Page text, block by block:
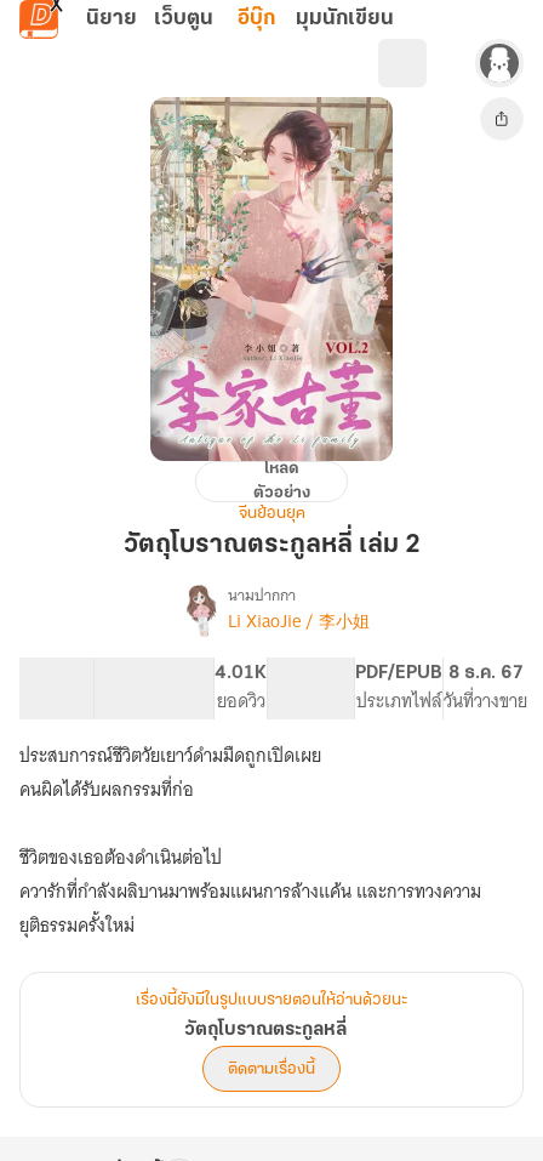
ข้ามไปยังเนื้อหาหลัก
นิยาย เว็บตูน อีบุ๊ก มุมนักเขียน
โบราณ
ตระ
กูล
โหลด
ตัวอย่าง
จีนย้อนยุค
วัตถุโบราณตระกูลหลี่ เล่ม 2
เรื่อง
หลี่
นามปากกา
Li XiaoJie / 李小姐
4.01K
ยอดวิว
PDF/EPUB
ประเภทไฟล์
8 ธ.ค. 67
วันที่วางขาย
ประสบการณ์ชีวิตวัยเยาว์ดำมมืดถูกเปิดเผย
คนผิดได้รับผลกรรมที่ก่อ
ชีวิตของเธอต้องดำเนินต่อไป
ควารักที่กำลังผลิบานมาพร้อมแผนการล้างแค้น และการทวงความ
ยุติธรรมครั้งใหม่
เรื่องนี้ยังมีในรูปแบบรายตอนให้อ่านด้วยนะ
วัตถุโบราณตระกูลหลี่
ติดตามเรื่องนี้